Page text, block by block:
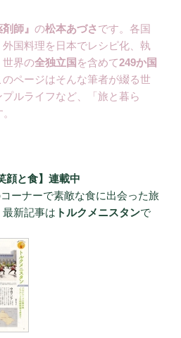
師』 の松本あづさです。各国
国料理を日本でレシピ化、執
世界の全独立国 を含めて249か国
ページはそんな筆者が綴る世
ルライフなど、「旅と暮ら
顔と食】連載中
ーナーで素敵な食に出会った旅
新記事は トルクメニスタンで